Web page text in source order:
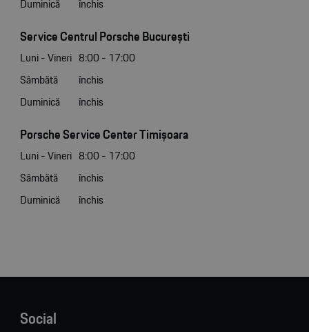
Duminică
închis
Service Centrul Porsche București
Luni - Vineri 8:00 - 17:00
Sâmbătă
închis
Duminică
închis
Porsche Service Center Timișoara
Luni - Vineri 8:00 - 17:00
Sâmbătă
închis
Duminică
închis
Social